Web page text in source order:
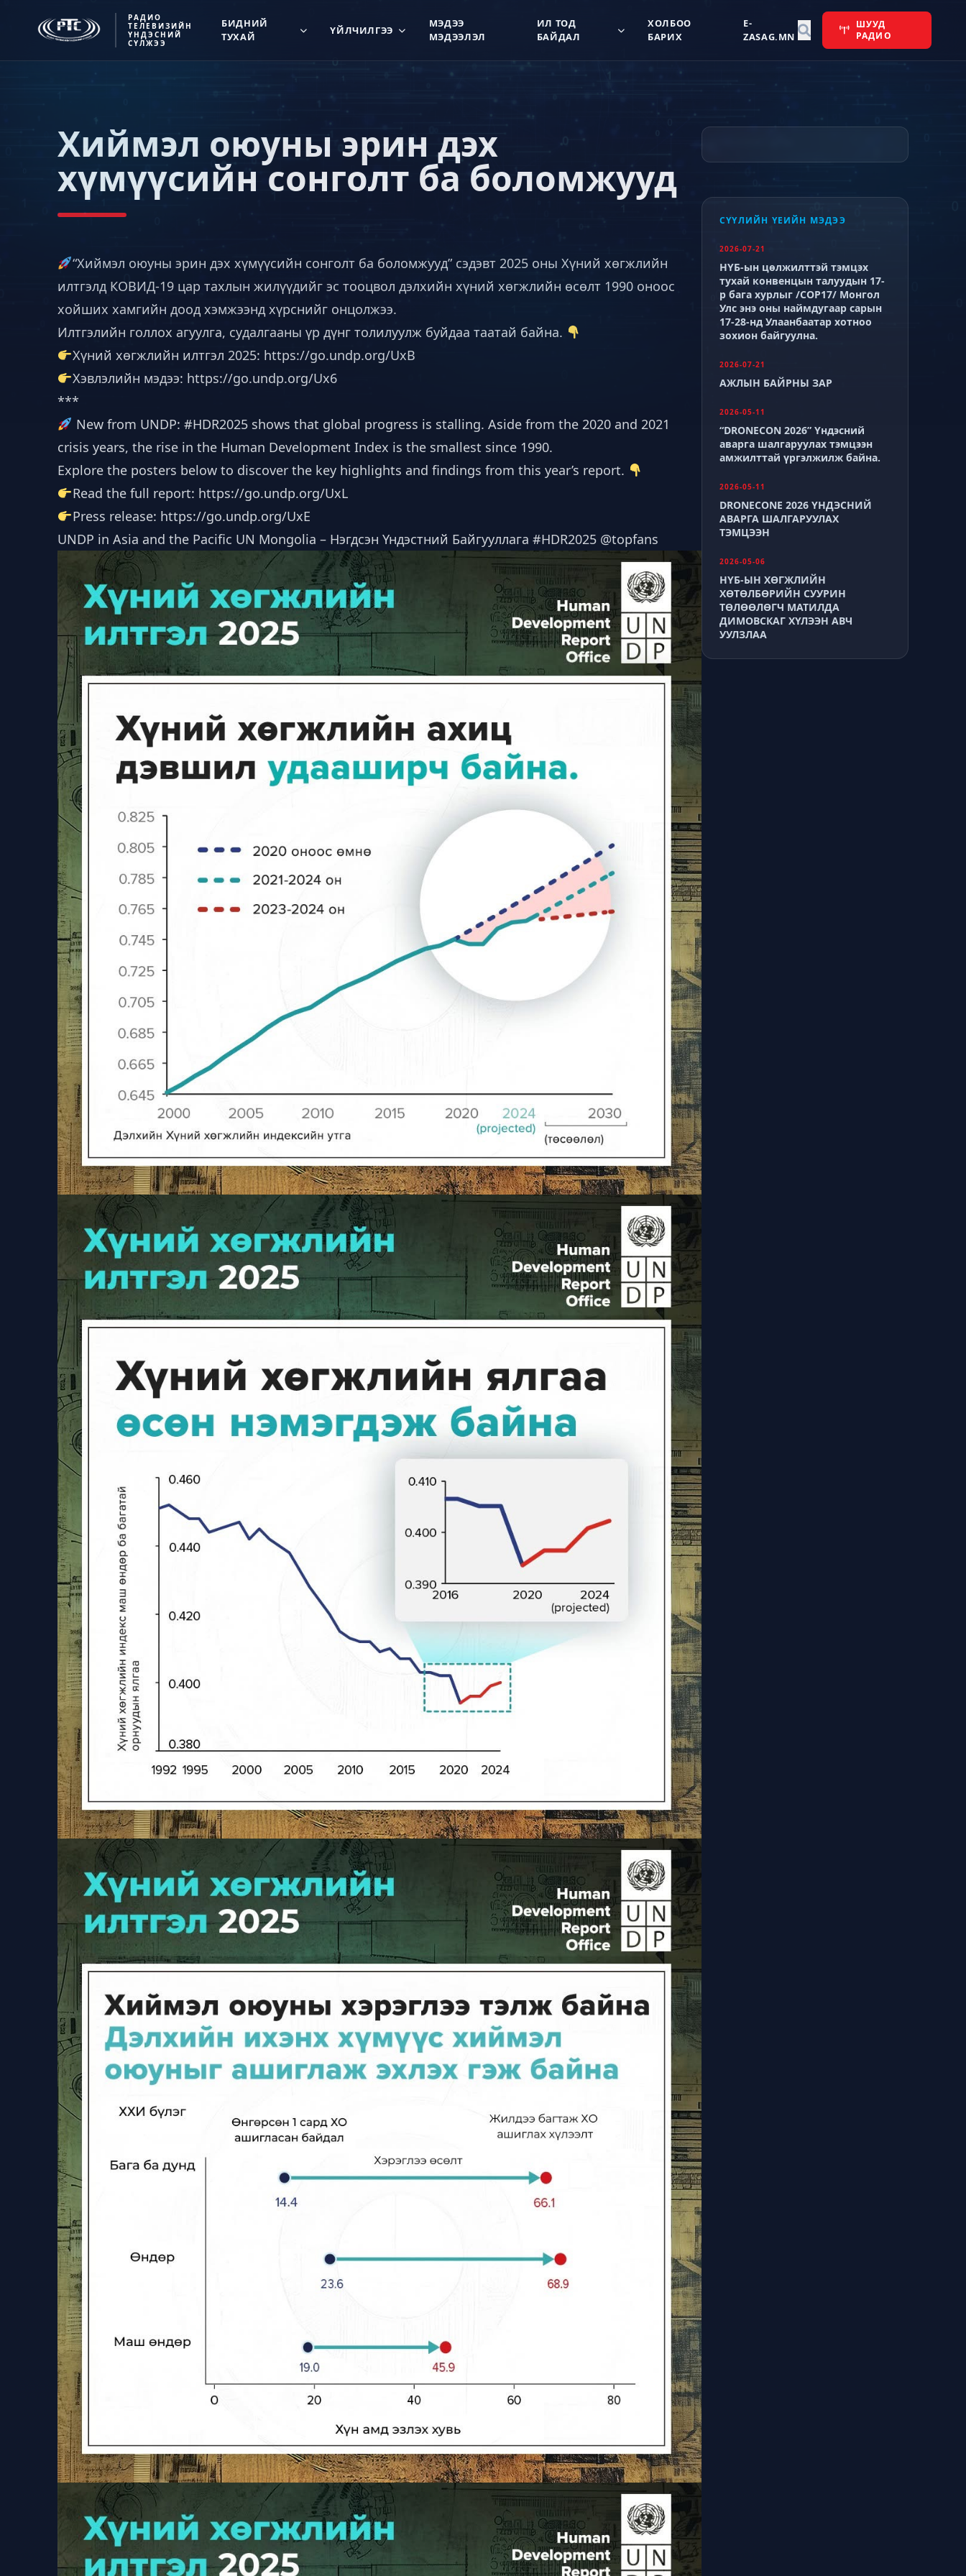
РАДИО
ТЕЛЕВИЗИЙН
ҮНДЭСНИЙ
СҮЛЖЭЭ
БИДНИЙ
ТУХАЙ
ҮЙЛЧИЛГЭЭ
МЭДЭЭ
МЭДЭЭЛЭЛ
ИЛ ТОД
БАЙДАЛ
ХОЛБОО
БАРИХ
E-
ZASAG.MN
ШУУД
РАДИО
Хиймэл оюуны эрин дэх
хүмүүсийн сонголт ба боломжууд
“Хиймэл оюуны эрин дэх хүмүүсийн сонголт ба боломжууд” сэдэвт 2025 оны Хүний хөгжлийн
илтгэлд КОВИД-19 цар тахлын жилүүдийг эс тооцвол дэлхийн хүний хөгжлийн өсөлт 1990 оноос
хойших хамгийн доод хэмжээнд хүрснийг онцолжээ.
Илтгэлийн голлох агуулга, судалгааны үр дүнг толилуулж буйдаа таатай байна.
Хүний хөгжлийн илтгэл 2025: https://go.undp.org/UxB
Хэвлэлийн мэдээ: https://go.undp.org/Ux6
***
New from UNDP: #HDR2025 shows that global progress is stalling. Aside from the 2020 and 2021
crisis years, the rise in the Human Development Index is the smallest since 1990.
Explore the posters below to discover the key highlights and findings from this year’s report.
Read the full report: https://go.undp.org/UxL
Press release: https://go.undp.org/UxE
UNDP in Asia and the Pacific UN Mongolia – Нэгдсэн Үндэстний Байгууллага #HDR2025 @topfans
СҮҮЛИЙН ҮЕИЙН МЭДЭЭ
2026-07-21
НҮБ-ын цөлжилттэй тэмцэх
тухай конвенцын талуудын 17-
р бага хурлыг /СОР17/ Монгол
Улс энэ оны наймдугаар сарын
17-28-нд Улаанбаатар хотноо
зохион байгуулна.
2026-07-21
АЖЛЫН БАЙРНЫ ЗАР
2026-05-11
“DRONECON 2026” Үндэсний
аварга шалгаруулах тэмцээн
амжилттай үргэлжилж байна.
2026-05-11
DRONECONE 2026 ҮНДЭСНИЙ
АВАРГА ШАЛГАРУУЛАХ
ТЭМЦЭЭН
2026-05-06
НҮБ-ЫН ХӨГЖЛИЙН
ХӨТӨЛБӨРИЙН СУУРИН
ТӨЛӨӨЛӨГЧ МАТИЛДА
ДИМОВСКАГ ХҮЛЭЭН АВЧ
УУЛЗЛАА